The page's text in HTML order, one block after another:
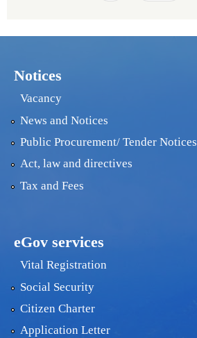
Notices
Vacancy
News and Notices
Public Procurement/ Tender Notices
Act, law and directives
Tax and Fees
eGov services
Vital Registration
Social Security
Citizen Charter
Application Letter